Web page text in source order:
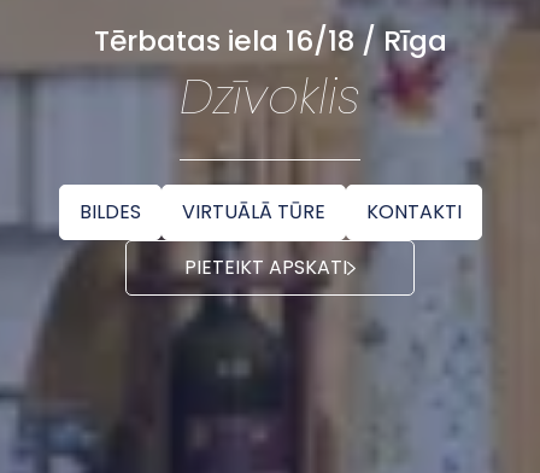
Tērbatas iela 16/18 / Rīga
Dzīvoklis
BILDES VIRTUĀLĀ TŪRE
KONTAKTI
PIETEIKT APSKATI